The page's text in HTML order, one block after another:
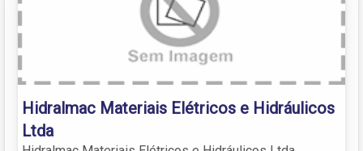
Hidralmac Materiais Elétricos e Hidráulicos
Ltda